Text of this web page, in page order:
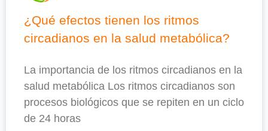
¿Qué efectos tienen los ritmos
circadianos en la salud metabólica?
La importancia de los ritmos circadianos en la
salud metabólica Los ritmos circadianos son
procesos biológicos que se repiten en un ciclo
de 24 horas